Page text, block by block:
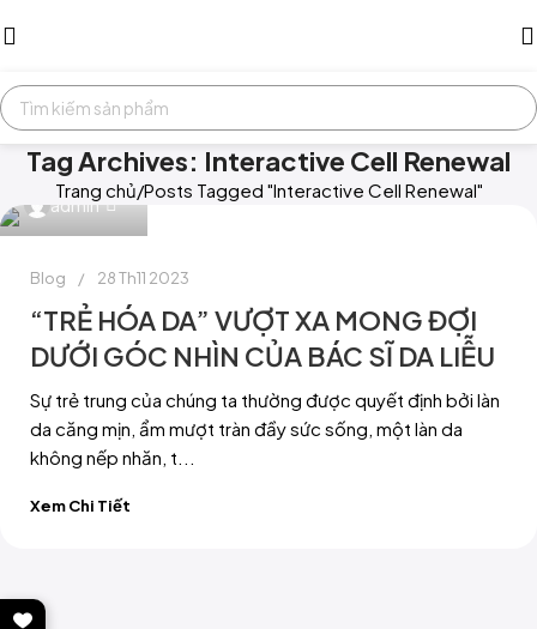
Tag Archives: Interactive Cell Renewal
Trang chủ Posts Tagged "Interactive Cell Renewal"
admin 0
Blog 28 Th11 2023
“TRẺ HÓA DA” VƯỢT XA MONG ĐỢI
DƯỚI GÓC NHÌN CỦA BÁC SĨ DA LIỄU
Sự trẻ trung của chúng ta thường được quyết định bởi làn
da căng mịn, ẩm mượt tràn đầy sức sống, một làn da
không nếp nhăn, t...
Xem Chi Tiết